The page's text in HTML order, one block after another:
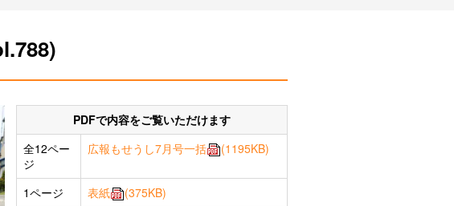
キャラクター 公園
小中一貫教育検討委員会
小中学校及町民会館施設
整備検討委員会
サークル
年金
地 ペット
る一品料
子育て 医療
国保
情報 特産品
牛温泉ペペル
移住・定住情報 定住対策
各種計画書等関係緊急情報
救急
PDFで内容をご覧いただけます
全12ペー
ジ
広報もせうし7月号一括 (1195KB)
1ページ 表紙
(375KB)